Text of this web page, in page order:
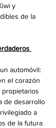
y
de la
automóvil:
el corazón
propietarios
de desarrollo
a
de la futura